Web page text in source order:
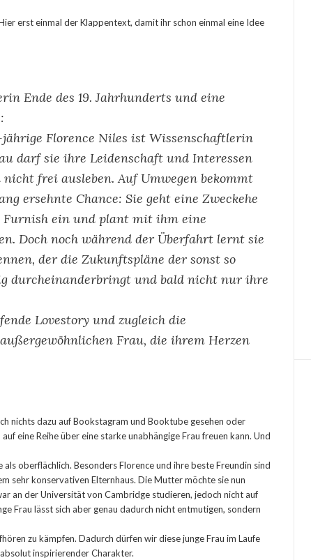
erst einmal der Klappentext, damit ihr schon einmal eine Idee
Ende des 19. Jahrhunderts und eine
Florence Niles ist Wissenschaftlerin
darf sie ihre Leidenschaft und Interessen
frei ausleben. Auf Umwegen bekommt
ersehnte Chance: Sie geht eine Zweckehe
Furnish ein und plant mit ihm eine
Doch noch während der Überfahrt lernt sie
der die Zukunftspläne der sonst so
durcheinanderbringt und bald nicht nur ihre
Lovestory und zugleich die
Frau, die ihrem Herzen
nichts dazu auf Bookstagram und Booktube gesehen oder
eine Reihe über eine starke unabhängige Frau freuen kann. Und
oberflächlich. Besonders Florence und ihre beste Freundin sind
sehr konservativen Elternhaus. Die Mutter möchte sie nun
an der Universität von Cambridge studieren, jedoch nicht auf
Frau lässt sich aber genau dadurch nicht entmutigen, sondern
zu kämpfen. Dadurch dürfen wir diese junge Frau im Laufe
inspirierender Charakter.